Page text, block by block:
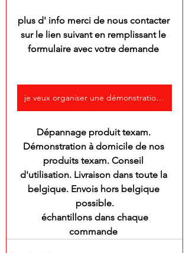
plus d' info merci de nous contacter
sur le lien suivant en remplissant le
formulaire avec votre demande
je veux organiser une démonstration des produits texam
Dépannage produit texam.
Démonstration à domicile de nos
produits texam. Conseil
d'utilisation. Livraison dans toute la
belgique. Envois hors belgique
possible.
commande